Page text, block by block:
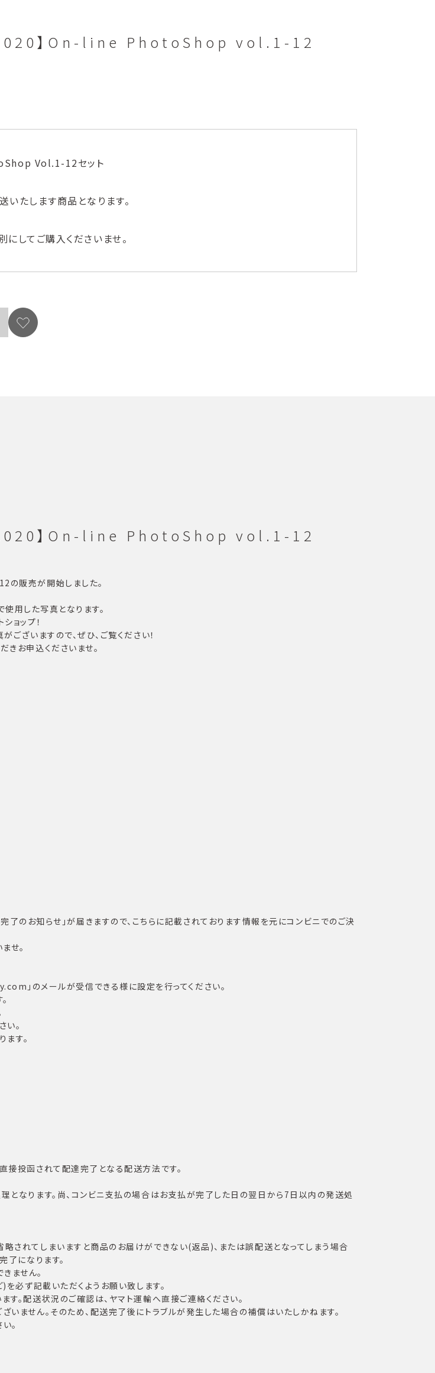
グ2020】On-line PhotoShop vol.1-12
Vol.1-12セット
たします商品となります。
してご購入くださいませ。
グ2020】On-line PhotoShop vol.1-12
販売が開始しました。
用した写真となります。
ョップ！
ざいますので、ぜひ、ご覧ください！
お申込くださいませ。
お知らせ」が届きますので、こちらに記載されております情報を元にコンビニでのご決
せ。
」のメールが受信できる様に設定を行ってください。
。
す。
接投函されて配達完了となる配送方法です。
なります。尚、コンビニ支払の場合はお支払が完了した日の翌日から7日以内の発送処
されてしまいますと商品のお届けができない(返品)、または誤配送となってしまう場合
了になります。
ません。
必ず記載いただくようお願い致します。
。配送状況のご確認は、ヤマト運輸へ直接ご連絡ください。
ません。そのため、配送完了後にトラブルが発生した場合の補償はいたしかねます。
。